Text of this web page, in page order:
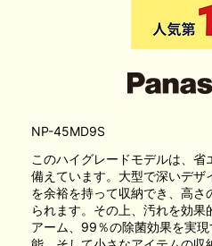
このハイグレードモデルは、
備えています。大型で深いデザ
を余裕を持って収納でき、高さ
られます。その上、汚れを効果
アーム、99％の除菌効果を実
NP-45MD9S